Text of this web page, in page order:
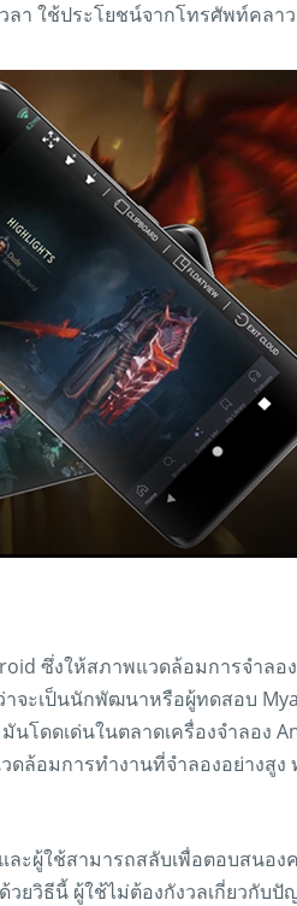
า ใช้ประโยชน์จากโทรศัพท์คล
ซึ่งให้สภาพแวดล้อมการจำลอ
จะเป็นนักพัฒนาหรือผู้ทดสอบ
โดดเด่นในตลาดเครื่องจำลอง
ล้อมการทำงานที่จำลองอย่างสู
ะผู้ใช้สามารถสลับเพื่อตอบสนอง
ยวิธีนี้ ผู้ใช้ไม่ต้องกังวลเกี่ยวกับปั